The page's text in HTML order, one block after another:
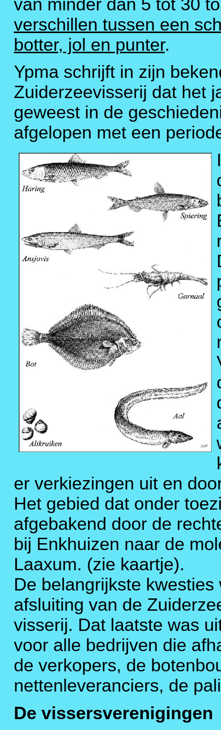
van minder dan 5 tot 30
verschillen tussen een
botter, jol en punter.
Ypma schrijft in zijn
Zuiderzeevisserij dat het
geweest in de
afgelopen met een
er verkiezingen uit en
Het gebied dat onder
afgebakend door de
bij Enkhuizen naar de
Laaxum. (zie kaartje).
De belangrijkste
afsluiting van de
visserij. Dat laatste was
voor alle bedrijven die
de verkopers, de
nettenleveranciers, de
De vissersverenigingen